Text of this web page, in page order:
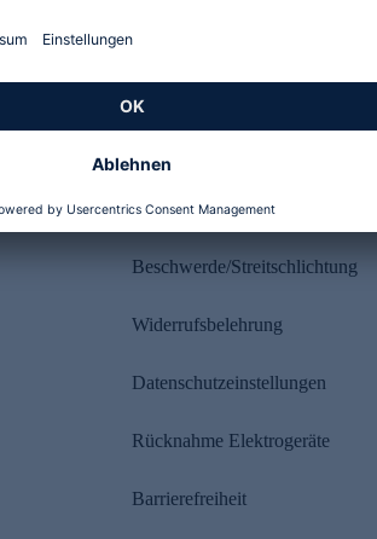
Rechtliches
Beschwerde/Streitschlichtung
Widerrufsbelehrung
Datenschutzeinstellungen
Rücknahme Elektrogeräte
Barrierefreiheit